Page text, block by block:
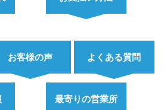
お客様の声 よくある質問
最寄りの営業所